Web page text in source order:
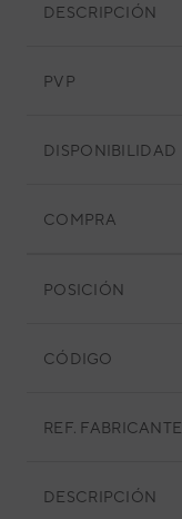
DESCRIPCIÓN
PVP
DISPONIBILIDAD
COMPRA
POSICIÓN
CÓDIGO
REF. FABRICANTE
DESCRIPCIÓN